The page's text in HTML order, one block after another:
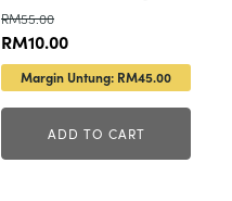
RM55.00
Original
price
was:
RM10.00Current
price
is:
Margin Untung: RM45.00
ADD TO CART